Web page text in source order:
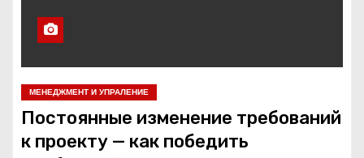
МЕНЕДЖМЕНТ И УПРАЛЕНИЕ
Постоянные изменение требований
к проекту — как победить